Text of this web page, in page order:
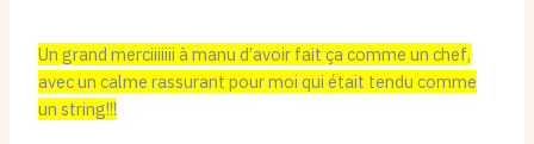
Un grand merciiiiiii à manu d’avoir fait ça comme un chef,
avec un calme rassurant pour moi qui était tendu comme
un string!!!